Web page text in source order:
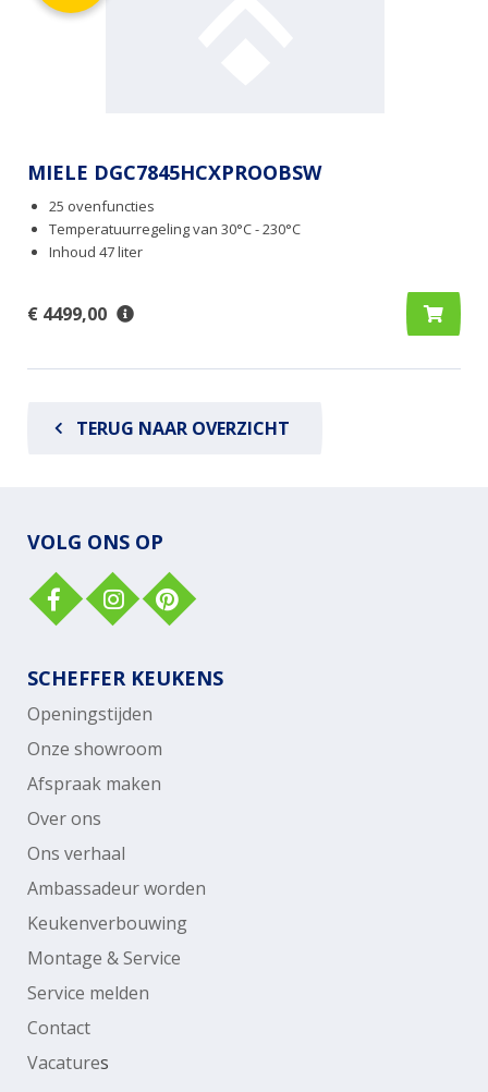
MIELE DGC7845HCXPROOBSW
25 ovenfuncties
Temperatuurregeling van 30°C - 230°C
Inhoud 47 liter
€ 4499,00
TERUG NAAR OVERZICHT
VOLG ONS OP
SCHEFFER KEUKENS
Openingstijden
Onze showroom
Afspraak maken
Over ons
Ons verhaal
Ambassadeur worden
Keukenverbouwing
Montage & Service
Service melden
Contact
Vacatures